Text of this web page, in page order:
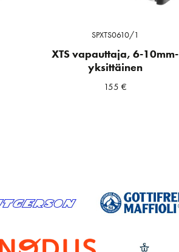
SPXTS0610/1
XTS vapauttaja, 6-10mm-
yksittäinen
155 €